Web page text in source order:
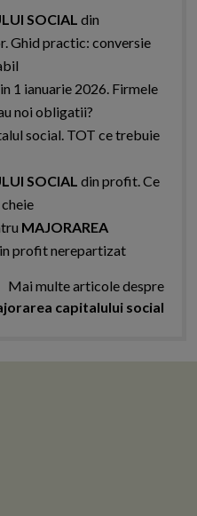
SOCIAL din
Ghid practic: conversie
1 ianuarie 2026. Firmele
noi obligatii?
social. TOT ce trebuie
SOCIAL din profit. Ce
MAJORAREA
profit nerepartizat
Mai multe articole despre
capitalului social